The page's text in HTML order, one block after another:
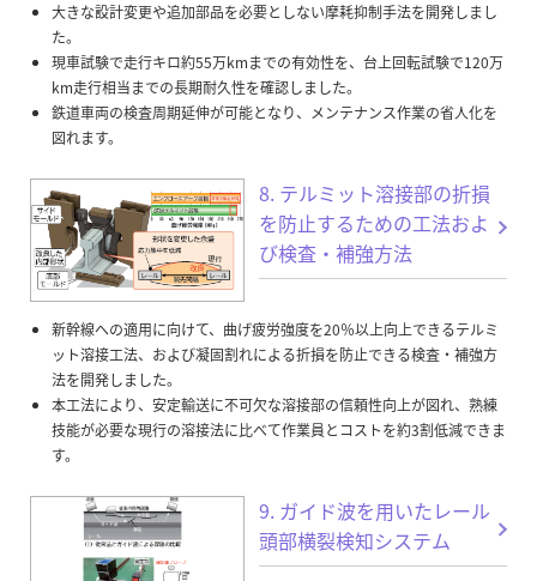
大きな設計変更や追加部品を必要としない摩耗抑制手法を開発しまし
た。
現車試験で走行キロ約55万kmまでの有効性を、台上回転試験で120万
km走行相当までの長期耐久性を確認しました。
鉄道車両の検査周期延伸が可能となり、メンテナンス作業の省人化を
図れます。
8. テルミット溶接部の折損
を防止するための工法およ
び検査・補強方法
新幹線への適用に向けて、曲げ疲労強度を20％以上向上できるテルミ
ット溶接工法、および凝固割れによる折損を防止できる検査・補強方
法を開発しました。
本工法により、安定輸送に不可欠な溶接部の信頼性向上が図れ、熟練
技能が必要な現行の溶接法に比べて作業員とコストを約3割低減できま
す。
9. ガイド波を用いたレール
頭部横裂検知システム